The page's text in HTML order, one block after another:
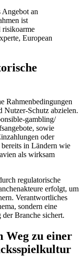
an
ist
risikoarme
European
Rahmenbedingungen
Nutzer-Schutz abzielen.
gambling/
sowie
oder
in Ländern wie
als wirksam
regulatorische
erfolgt, um
Verantwortliches
sondern eine
Branche sichert.
Weg zu einer